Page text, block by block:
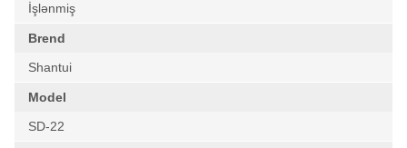
İşlənmiş
Brend
Shantui
Model
SD-22